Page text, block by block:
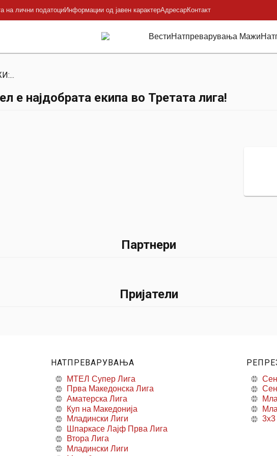
на лични податоциИнформации од јавен карактерАдресарКонтакт
ВестиНатпреварувања Мажи
најдобрата екипа во Третата лига!
Партнери
Пријатели
НАТПРЕВАРУВАЊА
МТЕЛ Супер Лига
Прва Македонска Лига
Аматерска Лига
Куп на Македонија
Младински Лиги
Шпаркасе Лајф Прва Лига
Втора Лига
Младински Лиги
3x3